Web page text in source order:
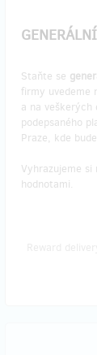
Staňte se
firmy uvedeme
a na veškerých
podepsaného
Praze, kde
Vyhrazujeme
hodnotami.